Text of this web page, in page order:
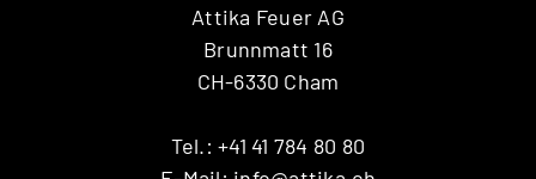
Attika Feuer AG
Brunnmatt 16
CH-6330 Cham
Tel.:+41 41 784 80 80